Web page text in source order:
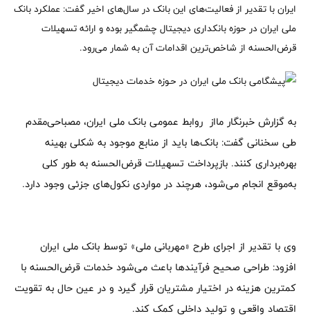
ایران با تقدیر از فعالیت‌های این بانک در سال‌های اخیر گفت: عملکرد بانک
ملی ایران در حوزه بانکداری دیجیتال چشمگیر بوده و ارائه تسهیلات
قرض‌الحسنه از شاخص‌ترین اقدامات آن به شمار می‌رود.
به گزارش خبرنگار مااز روابط عمومی بانک ملی ایران، مصباحی‌مقدم
طی سخنانی گفت: بانک‌ها باید از منابع موجود به شکلی بهینه
بهره‌برداری کنند. بازپرداخت تسهیلات قرض‌الحسنه به طور کلی
به‌موقع انجام می‌شود، هرچند در مواردی نکول‌های جزئی وجود دارد.
وی با تقدیر از اجرای طرح «مهربانی ملی» توسط بانک ملی ایران
افزود: طراحی صحیح فرآیندها باعث می‌شود خدمات قرض‌الحسنه با
کمترین هزینه در اختیار مشتریان قرار گیرد و در عین حال به تقویت
اقتصاد واقعی و تولید داخلی کمک کند.